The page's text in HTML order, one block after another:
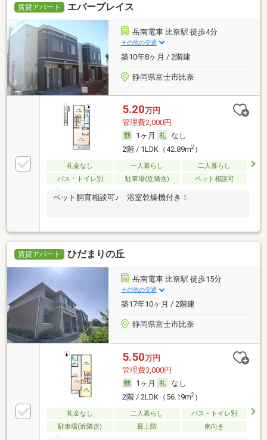
賃貸アパート エバープレイス
岳南電車 比奈駅 徒歩4分
その他の交通
築10年8ヶ月 / 2階建
静岡県富士市比奈
5.20万円
管理費2,000円
1ヶ月
なし
2階 / 1LDK（42.89m2）
礼金なし 一人暮らし
二人暮らし
バス・トイレ別
駐車場(近隣含) ペット相談可
ペット飼育相談可♪ 浴室乾燥機付き！
賃貸アパート ひだまりの丘
岳南電車 比奈駅 徒歩15分
その他の交通
築17年10ヶ月 / 2階建
静岡県富士市比奈
5.50万円
管理費3,000円
1ヶ月
なし
2階 / 2LDK（56.19m2）
礼金なし 二人暮らし
バス・トイレ別
駐車場(近隣含)
最上階 南向き